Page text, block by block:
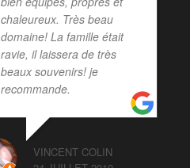
chaleureux. Très beau
domaine! La famille était
ravie, il laissera de très
beaux souvenirs! je
recommande.
VINCENT COLIN